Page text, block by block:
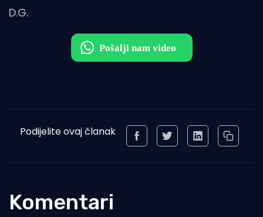
D.G.
Podijelite ovaj članak
Komentari